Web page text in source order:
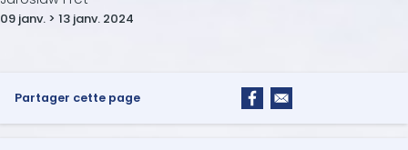
09 janv. > 13 janv. 2024
Partager cette page